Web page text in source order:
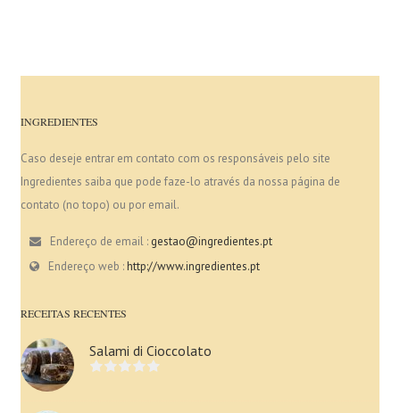
INGREDIENTES
Caso deseje entrar em contato com os responsáveis pelo site
Ingredientes saiba que pode faze-lo através da nossa página de
contato (no topo) ou por email.
Endereço de email : gestao@ingredientes.pt
Endereço web :http://www.ingredientes.pt
RECEITAS RECENTES
Salami di Cioccolato